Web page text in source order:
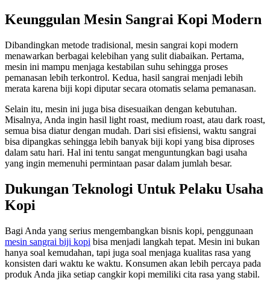
Keunggulan Mesin Sangrai Kopi Modern
Dibandingkan metode tradisional, mesin sangrai kopi modern
menawarkan berbagai kelebihan yang sulit diabaikan. Pertama,
mesin ini mampu menjaga kestabilan suhu sehingga proses
pemanasan lebih terkontrol. Kedua, hasil sangrai menjadi lebih
merata karena biji kopi diputar secara otomatis selama pemanasan.
Selain itu, mesin ini juga bisa disesuaikan dengan kebutuhan.
Misalnya, Anda ingin hasil light roast, medium roast, atau dark roast,
semua bisa diatur dengan mudah. Dari sisi efisiensi, waktu sangrai
bisa dipangkas sehingga lebih banyak biji kopi yang bisa diproses
dalam satu hari. Hal ini tentu sangat menguntungkan bagi usaha
yang ingin memenuhi permintaan pasar dalam jumlah besar.
Dukungan Teknologi Untuk Pelaku Usaha
Kopi
Bagi Anda yang serius mengembangkan bisnis kopi, penggunaan
mesin sangrai biji kopi bisa menjadi langkah tepat. Mesin ini bukan
hanya soal kemudahan, tapi juga soal menjaga kualitas rasa yang
konsisten dari waktu ke waktu. Konsumen akan lebih percaya pada
produk Anda jika setiap cangkir kopi memiliki cita rasa yang stabil.